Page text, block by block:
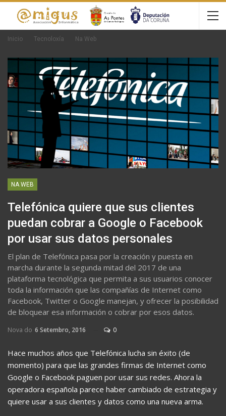
Inicio Tecnoloxía Na Web
NA WEB
Telefónica quiere que sus clientes
puedan cobrar a Google o Facebook
por usar sus datos personales
El plan de Telefónica pasa por la creación y puesta en
marcha durante la segunda mitad del 2017 de una
plataforma tecnológica que permita a sus usuarios conocer
toda la información que las compañías de Internet como
Facebook, Twitter o Google manejan, y ofrecer la posibilidad
de bloquear esa información o cobrar por esos datos.
Nova do 6 Setembro, 2016 0
Hace muchos años que Telefónica lucha sin éxito (de
momento) para que las grandes firmas de Internet como
Google o Facebook paguen por usar sus redes. Ahora la
operadora española parece haber cambiado de estrategia y
quiere usar a sus clientes y datos como una nueva arma.